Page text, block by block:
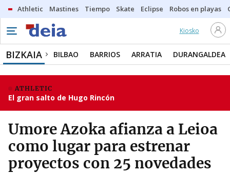
Athletic Mastines Tiempo Skate Eclipse Robos en playas
Kiosko
BIZKAIA BILBAO BARRIOS ARRATIA DURANGALDEA
ATHLETIC
El gran salto de Hugo Rincón
Umore Azoka afianza a Leioa
como lugar para estrenar
proyectos con 25 novedades